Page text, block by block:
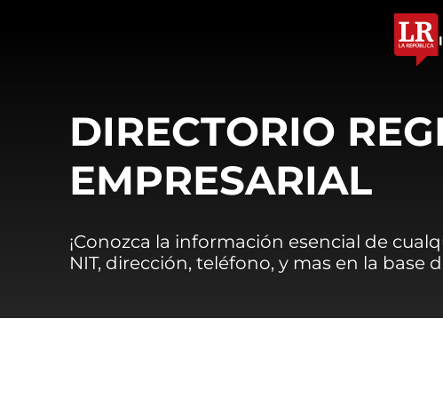
DIRECTORIO
EMPRESARIAL
¡Conozca la información esencial de
NIT, dirección, teléfono, y mas en la